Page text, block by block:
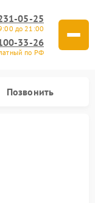
05-25
до 21:00
33-26
по РФ
Позвонить